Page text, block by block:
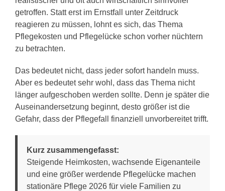
getroffen. Statt erst im Ernstfall unter Zeitdruck
reagieren zu müssen, lohnt es sich, das Thema
Pflegekosten und Pflegelücke schon vorher nüchtern
zu betrachten.
Das bedeutet nicht, dass jeder sofort handeln muss.
Aber es bedeutet sehr wohl, dass das Thema nicht
länger aufgeschoben werden sollte. Denn je später die
Auseinandersetzung beginnt, desto größer ist die
Gefahr, dass der Pflegefall finanziell unvorbereitet trifft.
Kurz zusammengefasst:
Steigende Heimkosten, wachsende Eigenanteile
und eine größer werdende Pflegelücke machen
stationäre Pflege 2026 für viele Familien zu